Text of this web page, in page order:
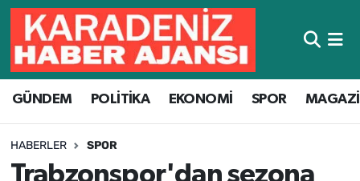
GÜNDEM POLİTİKA EKONOMİ SPOR
HABERLER SPOR
Trabzonspor'dan sezona
Hava Durumu
Trafik Durumu
Süper Lig Puan Durumu ve Fikstür